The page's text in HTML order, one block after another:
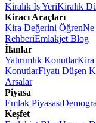
Kiralık İş YeriKiralık
Kiracı Araçları
Kira Değerini ÖğrenNe
RehberiEmlakjet Blog
İlanlar
Yatırımlık KonutlarKira
KonutlarFiyatı Düşen
Arsalar
Piyasa
Emlak Piyasası
Keşfet